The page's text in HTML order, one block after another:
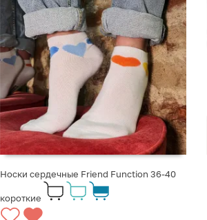
Носки сердечные Friend Function 36-40
короткие